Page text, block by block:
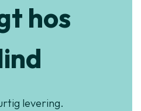
hos
levering.